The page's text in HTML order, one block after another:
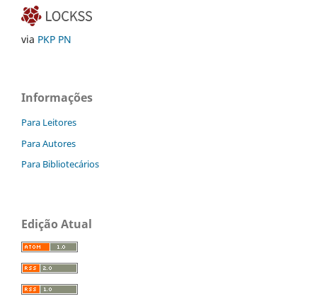
via PKP PN
Informações
Para Leitores
Para Autores
Para Bibliotecários
Edição Atual